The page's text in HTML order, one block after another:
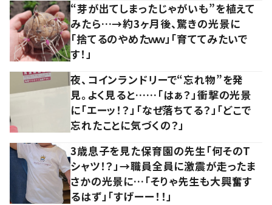
“芽が出てしまったじゃがいも”を植えて
みたら…→約3ヶ月後、驚きの光景に
「捨てるのやめたｗｗ」「育ててみたいで
す！」
夜、コインランドリーで“忘れ物”を発
見。よく見ると……「はぁ？」衝撃の光景
に「エーッ！？」「なぜ落ちてる？」「どこで
忘れたことに気づくの？」
3歳息子を見た保育園の先生「何そのT
シャツ！？」→職員全員に激震が走ったま
さかの光景に…「そりゃ先生も大興奮す
るはず」「すげーー！！」